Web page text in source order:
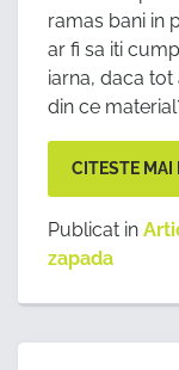
ramas bani in
ar fi sa iti
iarna, daca tot
din ce
CITESTE MAI
Publicat in
zapada